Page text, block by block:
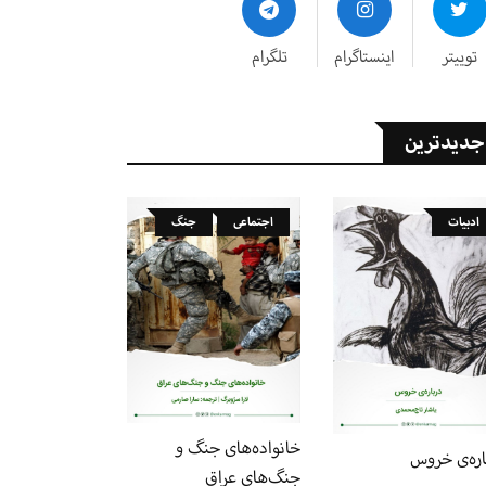
توییتر اینستاگرام تلگرام
جدیدترین
ادبیات
خروس
اجتماعی جنگ
خانواده‌های جنگ و
جنگ‌های عراق